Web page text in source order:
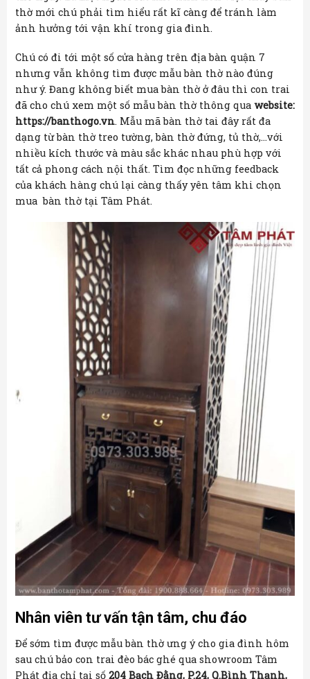
thờ mới chú phải tìm hiểu rất kĩ càng để tránh làm
ảnh hưởng tới vận khí trong gia đình.
Chú có đi tới một số cửa hàng trên địa bàn quận 7
nhưng vẫn không tìm được mẫu bàn thờ nào đúng
như ý. Đang không biết mua bàn thờ ở đâu thì con trai
đã cho chú xem một số mẫu bàn thờ thông qua website:
https://banthogo.vn. Mẫu mã bàn thờ tai đây rất đa
dạng từ bàn thờ treo tường, bàn thờ đứng, tủ thờ,…với
nhiều kích thước và màu sắc khác nhau phù hợp với
tất cả phong cách nội thất. Tìm đọc những feedback
của khách hàng chú lại càng thấy yên tâm khi chọn
mua bàn thờ tại Tâm Phát.
Nhân viên tư vấn tận tâm, chu đáo
Để sớm tìm được mẫu bàn thờ ưng ý cho gia đình hôm
sau chú bảo con trai đèo bác ghé qua showroom Tâm
Phát địa chỉ tại số 204 Bạch Đằng, P.24, Q.Bình Thạnh,